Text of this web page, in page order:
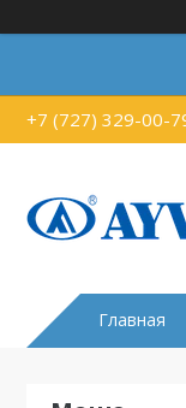
+7 (727) 329-00-
Главная